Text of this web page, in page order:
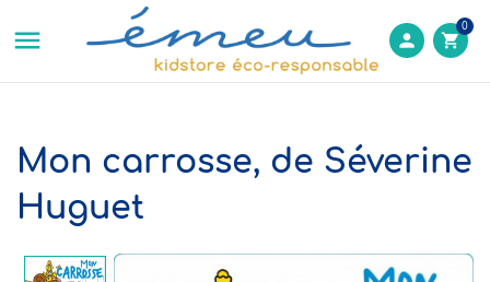
 person shopping_cart
0
Mon carrosse, de Séverine
Huguet